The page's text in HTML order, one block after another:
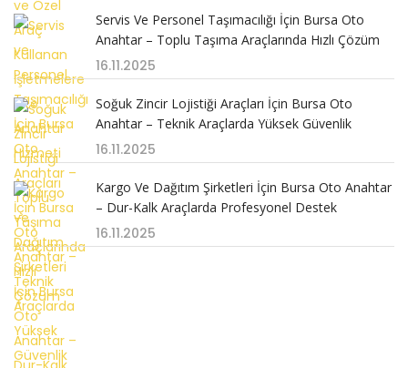
Servis Ve Personel Taşımacılığı İçin Bursa Oto
Anahtar – Toplu Taşıma Araçlarında Hızlı Çözüm
16.11.2025
Soğuk Zincir Lojistiği Araçları İçin Bursa Oto
Anahtar – Teknik Araçlarda Yüksek Güvenlik
16.11.2025
Kargo Ve Dağıtım Şirketleri İçin Bursa Oto Anahtar
– Dur-Kalk Araçlarda Profesyonel Destek
16.11.2025